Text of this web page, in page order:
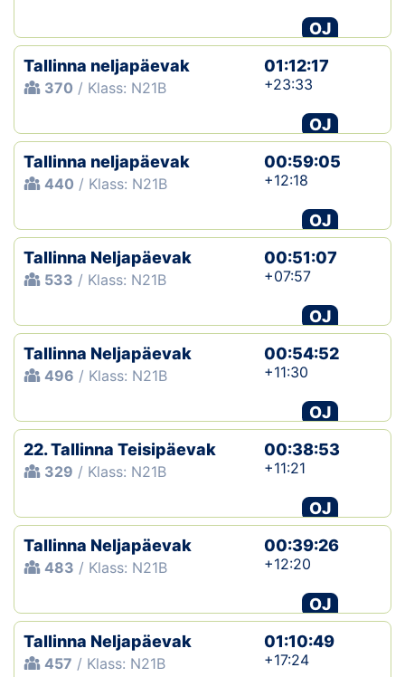
OJ
Tallinna neljapäevak
370 / Klass: N21B
01:12:17
+23:33
OJ
Tallinna neljapäevak
440 / Klass: N21B
00:59:05
+12:18
OJ
Tallinna Neljapäevak
533 / Klass: N21B
00:51:07
+07:57
OJ
Tallinna Neljapäevak
496 / Klass: N21B
00:54:52
+11:30
OJ
22. Tallinna Teisipäevak
329 / Klass: N21B
00:38:53
+11:21
OJ
Tallinna Neljapäevak
483 / Klass: N21B
00:39:26
+12:20
OJ
Tallinna Neljapäevak
457 / Klass: N21B
01:10:49
+17:24